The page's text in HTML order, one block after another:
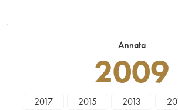
Annata
2009
2017 2015 2013